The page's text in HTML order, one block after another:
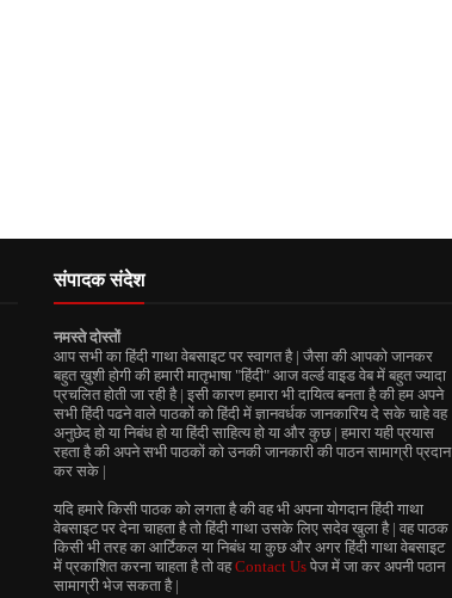
संपादक संदेश
नमस्ते दोस्तों
आप सभी का हिंदी गाथा वेबसाइट पर स्वागत है | जैसा की आपको जानकर
बहुत ख़ुशी होगी की हमारी मातृभाषा "हिंदी" आज वर्ल्ड वाइड वेब में बहुत ज्यादा
प्रचलित होती जा रही है | इसी कारण हमारा भी दायित्व बनता है की हम अपने
सभी हिंदी पढने वाले पाठकों को हिंदी में ज्ञानवर्धक जानकारिय दे सके चाहे वह
अनुछेद हो या निबंध हो या हिंदी साहित्य हो या और कुछ | हमारा यही प्रयास
रहता है की अपने सभी पाठकों को उनकी जानकारी की पाठन सामाग्री प्रदान
कर सके |
यदि हमारे किसी पाठक को लगता है की वह भी अपना योगदान हिंदी गाथा
वेबसाइट पर देना चाहता है तो हिंदी गाथा उसके लिए सदेव खुला है | वह पाठक
किसी भी तरह का आर्टिकल या निबंध या कुछ और अगर हिंदी गाथा वेबसाइट
में प्रकाशित करना चाहता है तो वहContact Us पेज में जा कर अपनी पठान
सामाग्री भेज सकता है |